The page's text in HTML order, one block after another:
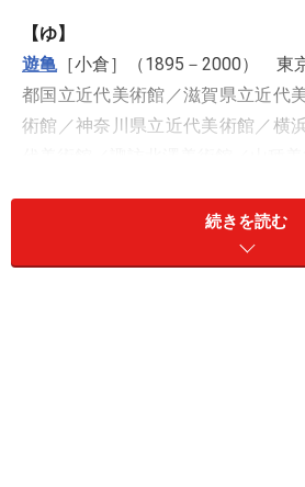
【ゆ】
遊亀［小倉］（1895－2000） 東
都国立近代美術館／滋賀県立近代
術館／神奈川県立近代美術館／横
［海北］（1533－1615） 京
立近代美術館／静岡県立美術館／石
続きを読む